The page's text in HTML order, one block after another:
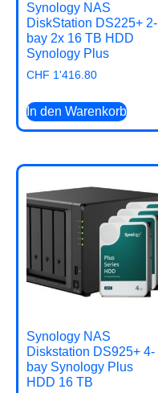
Synology NAS
DiskStation DS225+ 2-
bay 2x 16 TB HDD
Synology Plus
CHF 1'416.80
In den Warenkorb
Synology NAS
Diskstation DS925+ 4-
bay Synology Plus
HDD 16 TB